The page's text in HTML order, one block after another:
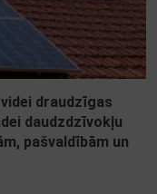
draudzīgas
daudzdzīvokļu
pašvaldībām un